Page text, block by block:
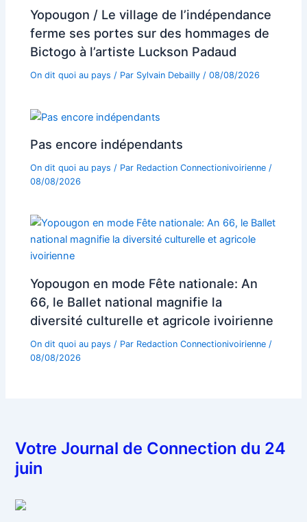
Yopougon / Le village de l’indépendance
ferme ses portes sur des hommages de
Bictogo à l’artiste Luckson Padaud
On dit quoi au pays / Par Sylvain Debailly/08/08/2026
Pas encore indépendants
On dit quoi au pays / Par Redaction Connectionivoirienne/
08/08/2026
Yopougon en mode Fête nationale: An
66, le Ballet national magnifie la
diversité culturelle et agricole ivoirienne
On dit quoi au pays / Par Redaction Connectionivoirienne /
08/08/2026
Votre Journal de Connection du 24
juin